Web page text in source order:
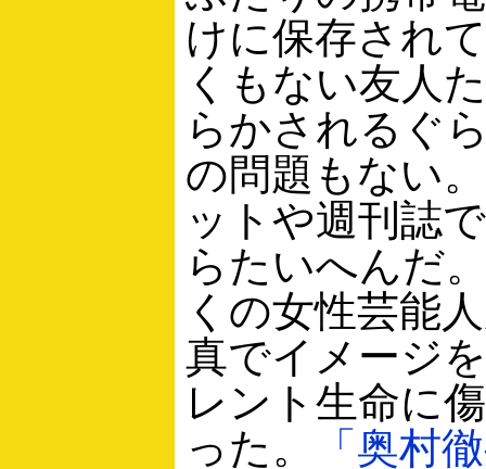
けに保存され
くもない友人
らかされるぐ
の問題もない
ットや週刊誌
らたいへんだ
くの女性芸能
真でイメージ
レント生命に
った。
「奥村